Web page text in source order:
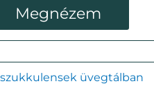
Megnézem